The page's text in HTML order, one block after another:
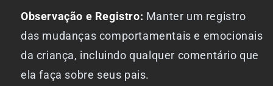
Observação e Registro: Manter um registro
das mudanças comportamentais e emocionais
da criança, incluindo qualquer comentário que
ela faça sobre seus pais.